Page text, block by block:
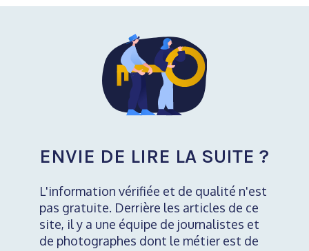
ENVIE DE LIRE LA SUITE ?
L'information vérifiée et de qualité n'est
pas gratuite. Derrière les articles de ce
site, il y a une équipe de journalistes et
de photographes dont le métier est de